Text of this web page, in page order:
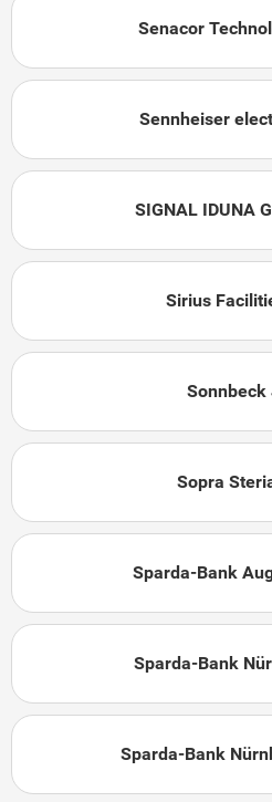
Senacor
Sennheiser
SIGNAL IDUNA
Sirius
Sonnbeck
Sopra
Sparda-Bank
Sparda-Bank
Sparda-Bank